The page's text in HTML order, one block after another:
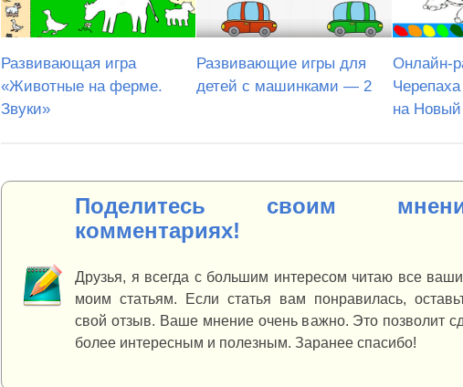
Развивающая игра
«Животные на ферме.
Звуки»
Развивающие игры для
детей с машинками — 2
Онлайн-
на Новый
Поделитесь своим
комментариях!
Друзья, я всегда с большим интересом читаю все
моим статьям. Если статья вам понравилась,
свой отзыв. Ваше мнение очень важно. Это позволит
более интересным и полезным. Заранее спасибо!